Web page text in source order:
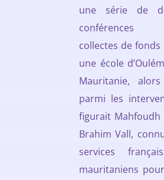
une série de
collectes de
une école
Mauritanie,
parmi les
figurait Mahfoudh
Brahim Vall,
services
mauritaniens